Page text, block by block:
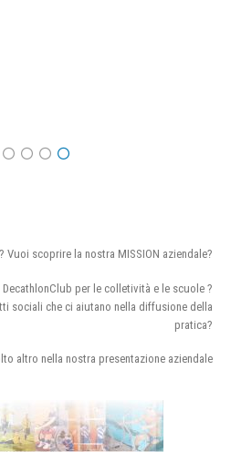
Vuoi scoprire la nostra MISSION aziendale?
per le colletività e le scuole ?
sociali che ci aiutano nella diffusione della
pratica?
altro nella nostra presentazione aziendale